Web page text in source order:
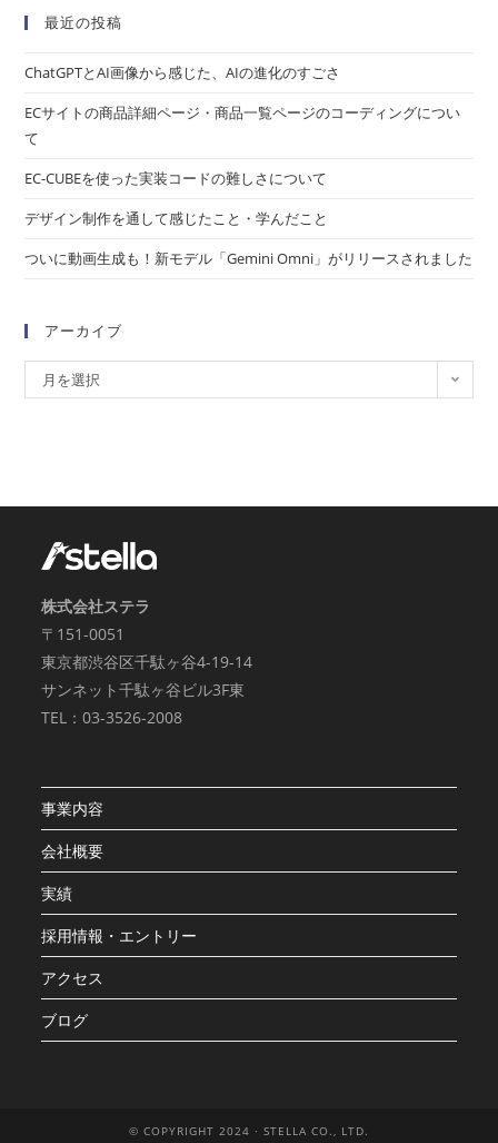
最近の投稿
ChatGPTとAI画像から感じた、AIの進化のすごさ
ECサイトの商品詳細ページ・商品一覧ページのコーディングについ
て
EC-CUBEを使った実装コードの難しさについて
デザイン制作を通して感じたこと・学んだこと
ついに動画生成も！新モデル「Gemini Omni」がリリースされました
アーカイブ
月を選択
株式会社ステラ
〒151-0051
東京都渋谷区千駄ヶ谷4-19-14
サンネット千駄ヶ谷ビル3F東
TEL：03-3526-2008
事業内容
会社概要
実績
採用情報・エントリー
アクセス
ブログ
© COPYRIGHT 2024 · STELLA CO., LTD.